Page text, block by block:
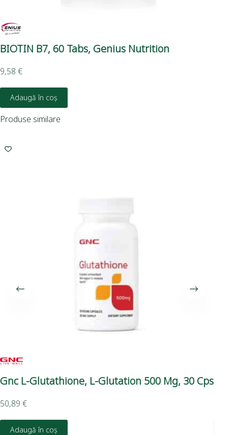
BIOTIN B7, 60 Tabs, Genius Nutrition
9,58 €
Adaugă în coș
Produse similare
Gnc L-Glutathione, L-Glutation 500 Mg, 30 Cps
50,89 €
Adaugă în coș